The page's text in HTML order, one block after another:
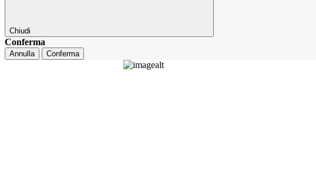
Chiudi
Conferma
Annulla Conferma